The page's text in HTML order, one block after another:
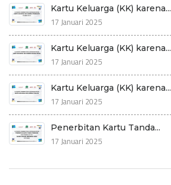
Kartu Keluarga (KK) karena...
17 Januari 2025
Kartu Keluarga (KK) karena...
17 Januari 2025
Kartu Keluarga (KK) karena...
17 Januari 2025
Penerbitan Kartu Tanda...
17 Januari 2025